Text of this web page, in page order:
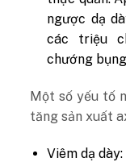
ngược dạ
các triệu
chướng
Một số yếu tố
tăng sản xuất
Viêm dạ